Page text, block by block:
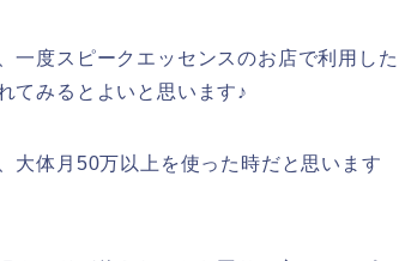
一度スピークエッセンスのお店で利用した
てみるとよいと思います♪
大体月50万以上を使った時だと思います